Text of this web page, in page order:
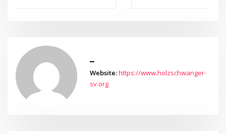
_
Website:https://www.holzschwanger-
sv.org